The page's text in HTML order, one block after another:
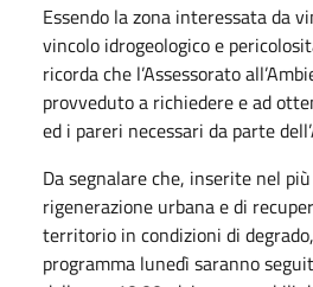
Essendo la zona interessata da
vincolo idrogeologico e
ricorda che l’Assessorato
provveduto a richiedere e ad
ed i pareri necessari da parte
Da segnalare che, inserite nel
rigenerazione urbana e di
territorio in condizioni di
programma lunedì saranno